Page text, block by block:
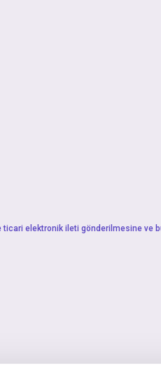
elektronik ileti gönderilmesine ve